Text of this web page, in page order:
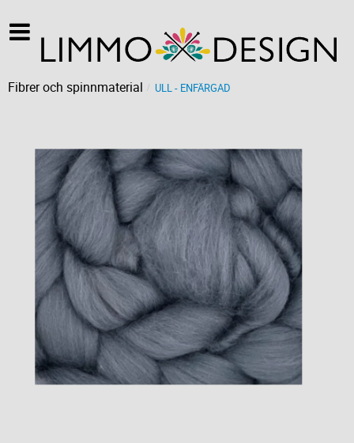
Fibrer och spinnmaterial ULL - ENFÄRGAD